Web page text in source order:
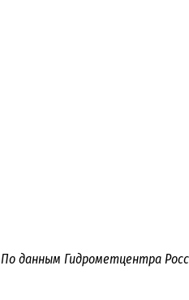
По данным Гидрометцентра